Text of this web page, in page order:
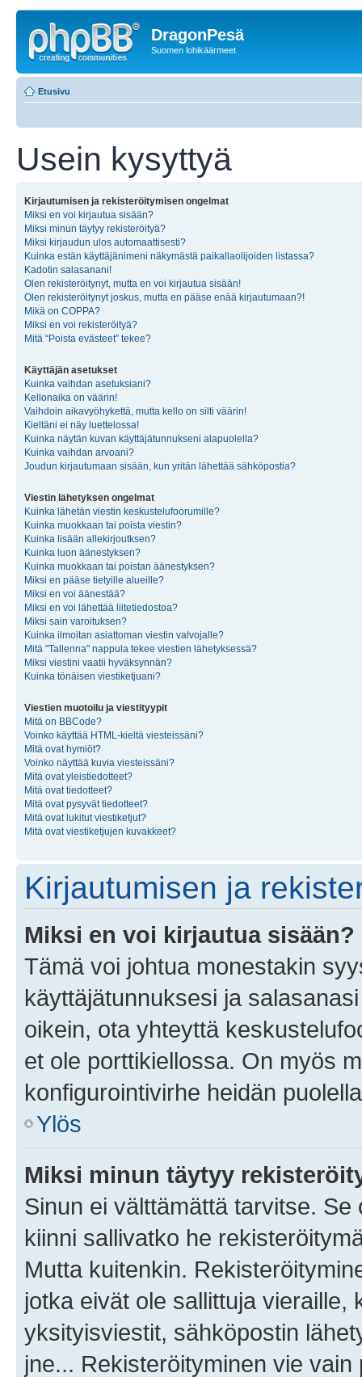
DragonPesä
Suomen lohikäärmeet
Etusivu
Usein kysyttyä
Kirjautumisen ja rekisteröitymisen ongelmat
Miksi en voi kirjautua sisään?
Miksi minun täytyy rekisteröityä?
Miksi kirjaudun ulos automaattisesti?
Kuinka estän käyttäjänimeni näkymästä paikallaolijoiden listassa?
Kadotin salasanani!
Olen rekisteröitynyt, mutta en voi kirjautua sisään!
Olen rekisteröitynyt joskus, mutta en pääse enää kirjautumaan?!
Mikä on COPPA?
Miksi en voi rekisteröityä?
Mitä “Poista evästeet” tekee?
Käyttäjän asetukset
Kuinka vaihdan asetuksiani?
Kellonaika on väärin!
Vaihdoin aikavyöhykettä, mutta kello on silti väärin!
Kieltäni ei näy luettelossa!
Kuinka näytän kuvan käyttäjätunnukseni alapuolella?
Kuinka vaihdan arvoani?
Joudun kirjautumaan sisään, kun yritän lähettää sähköpostia?
Viestin lähetyksen ongelmat
Kuinka lähetän viestin keskustelufoorumille?
Kuinka muokkaan tai poista viestin?
Kuinka lisään allekirjoutksen?
Kuinka luon äänestyksen?
Kuinka muokkaan tai poistan äänestyksen?
Miksi en pääse tietyille alueille?
Miksi en voi äänestää?
Miksi en voi lähettää liitetiedostoa?
Miksi sain varoituksen?
Kuinka ilmoitan asiattoman viestin valvojalle?
Mitä "Tallenna" nappula tekee viestien lähetyksessä?
Miksi viestini vaatii hyväksynnän?
Kuinka tönäisen viestiketjuani?
Viestien muotoilu ja viestityypit
Mitä on BBCode?
Voinko käyttää HTML-kieltä viesteissäni?
Mitä ovat hymiöt?
Voinko näyttää kuvia viesteissäni?
Mitä ovat yleistiedotteet?
Mitä ovat tiedotteet?
Mitä ovat pysyvät tiedotteet?
Mitä ovat lukitut viestiketjut?
Mitä ovat viestiketjujen kuvakkeet?
Kirjautumisen ja
Miksi en voi kirjautua sisään?
Tämä voi johtua monestakin
käyttäjätunnuksesi ja
oikein, ota yhteyttä
et ole porttikiellossa. On myös
konfigurointivirhe heidän
Ylös
Miksi minun täytyy
Sinun ei välttämättä tarvitse.
kiinni sallivatko he
Mutta kuitenkin.
jotka eivät ole sallittuja vieraille,
yksityisviestit, sähköpostin
jne... Rekisteröityminen vie